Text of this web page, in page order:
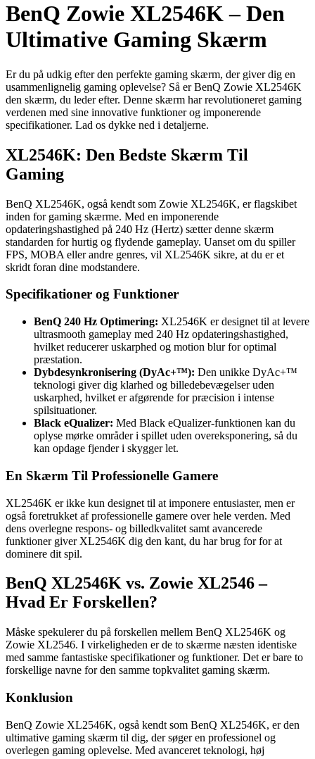
BenQ Zowie XL2546K – Den
Ultimative Gaming Skærm
Er du på udkig efter den perfekte gaming skærm, der giver dig en
usammenlignelig gaming oplevelse? Så er BenQ Zowie XL2546K
den skærm, du leder efter. Denne skærm har revolutioneret gaming
verdenen med sine innovative funktioner og imponerende
specifikationer. Lad os dykke ned i detaljerne.
XL2546K: Den Bedste Skærm Til
Gaming
BenQ XL2546K, også kendt som Zowie XL2546K, er flagskibet
inden for gaming skærme. Med en imponerende
opdateringshastighed på 240 Hz (Hertz) sætter denne skærm
standarden for hurtig og flydende gameplay. Uanset om du spiller
FPS, MOBA eller andre genres, vil XL2546K sikre, at du er et
skridt foran dine modstandere.
Specifikationer og Funktioner
BenQ 240 Hz Optimering: XL2546K er designet til at levere
ultrasmooth gameplay med 240 Hz opdateringshastighed,
hvilket reducerer uskarphed og motion blur for optimal
præstation.
Dybdesynkronisering (DyAc+™): Den unikke DyAc+™
teknologi giver dig klarhed og billedebevægelser uden
uskarphed, hvilket er afgørende for præcision i intense
spilsituationer.
Black eQualizer: Med Black eQualizer-funktionen kan du
oplyse mørke områder i spillet uden overeksponering, så du
kan opdage fjender i skygger let.
En Skærm Til Professionelle Gamere
XL2546K er ikke kun designet til at imponere entusiaster, men er
også foretrukket af professionelle gamere over hele verden. Med
dens overlegne respons- og billedkvalitet samt avancerede
funktioner giver XL2546K dig den kant, du har brug for for at
dominere dit spil.
BenQ XL2546K vs. Zowie XL2546 –
Hvad Er Forskellen?
Måske spekulerer du på forskellen mellem BenQ XL2546K og
Zowie XL2546. I virkeligheden er de to skærme næsten identiske
med samme fantastiske specifikationer og funktioner. Det er bare to
forskellige navne for den samme topkvalitet gaming skærm.
Konklusion
BenQ Zowie XL2546K, også kendt som BenQ XL2546K, er den
ultimative gaming skærm til dig, der søger en professionel og
overlegen gaming oplevelse. Med avanceret teknologi, høj